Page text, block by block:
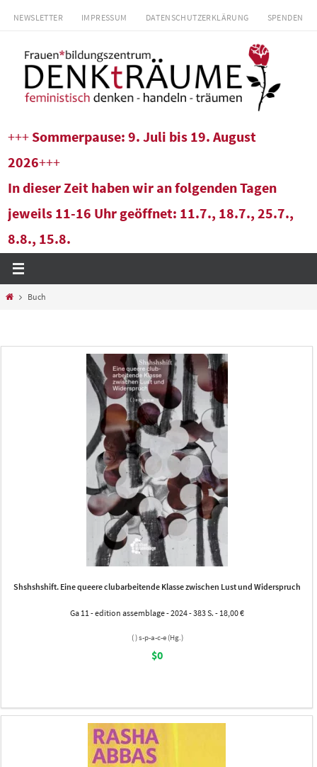
Zum
springen
NEWSLETTER IMPRESSUM DATENSCHUTZERKLÄRUNG SPENDEN
+++ Sommerpause: 9. Juli bis 19. August
2026+++
In dieser Zeit haben wir an folgenden Tagen
jeweils 11-16 Uhr geöffnet: 11.7., 18.7., 25.7.,
8.8., 15.8.
StartBuch
Shshshshift. Eine queere clubarbeitende Klasse zwischen Lust und Widerspruch
Ga 11 - edition assemblage - 2024 - 383 S. - 18,00 €
( ) s-p-a-c-e (Hg.)
$0